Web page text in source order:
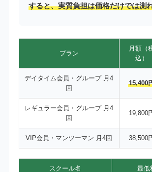
すると、実質負担は価格だけでは測
プラン
月額（
込）
デイタイム会員・グループ 月4
回
15,400
レギュラー会員・グループ 月4
回
19,800
VIP会員・マンツーマン 月4回 38,500
スクール名 最低